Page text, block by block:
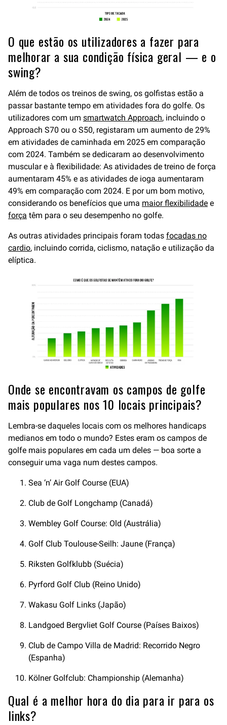
O que estão os utilizadores a fazer para
melhorar a sua condição física geral — e o
swing?
Além de todos os treinos de swing, os golfistas estão a
passar bastante tempo em atividades fora do golfe. Os
utilizadores com um smartwatch Approach, incluindo o
Approach S70 ou o S50, registaram um aumento de 29%
em atividades de caminhada em 2025 em comparação
com 2024. Também se dedicaram ao desenvolvimento
muscular e à flexibilidade: As atividades de treino de força
aumentaram 45% e as atividades de ioga aumentaram
49% em comparação com 2024. E por um bom motivo,
considerando os benefícios que uma maior flexibilidade e
força têm para o seu desempenho no golfe.
As outras atividades principais foram todas focadas no
cardio, incluindo corrida, ciclismo, natação e utilização da
elíptica.
Onde se encontravam os campos de golfe
mais populares nos 10 locais principais?
Lembra-se daqueles locais com os melhores handicaps
medianos em todo o mundo? Estes eram os campos de
golfe mais populares em cada um deles — boa sorte a
conseguir uma vaga num destes campos.
Sea ‘n’ Air Golf Course (EUA)
Club de Golf Longchamp (Canadá)
Wembley Golf Course: Old (Austrália)
Golf Club Toulouse-Seilh: Jaune (França)
Riksten Golfklubb (Suécia)
Pyrford Golf Club (Reino Unido)
Wakasu Golf Links (Japão)
Landgoed Bergvliet Golf Course (Países Baixos)
Club de Campo Villa de Madrid: Recorrido Negro
(Espanha)
Kölner Golfclub: Championship (Alemanha)
Qual é a melhor hora do dia para ir para os
links?